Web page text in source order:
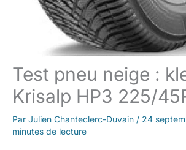
Test pneu neige :
Krisalp HP3 225/
Par Julien Chanteclerc-Duvain / 24
minutes de lecture